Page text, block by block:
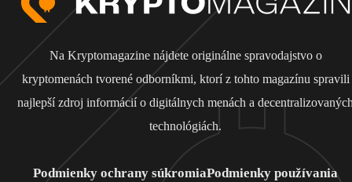
Na Kryptomagazine nájdete originálne spravodajstvo o
kryptomenách tvorené odborníkmi, ktorí z tohto magazínu spravili
najlepší zdroj informácií o digitálnych menách a
technológiách.
Podmienky ochrany súkromiaPodmienky používania